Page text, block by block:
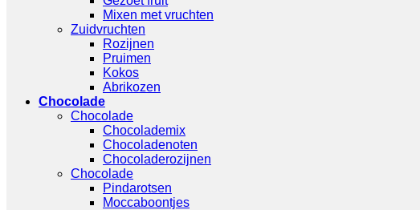
Mixen met vruchten
Zuidvruchten
Rozijnen
Pruimen
Kokos
Abrikozen
Chocolade
Chocolade
Chocolademix
Chocoladenoten
Chocoladerozijnen
Chocolade
Pindarotsen
Moccaboontjes